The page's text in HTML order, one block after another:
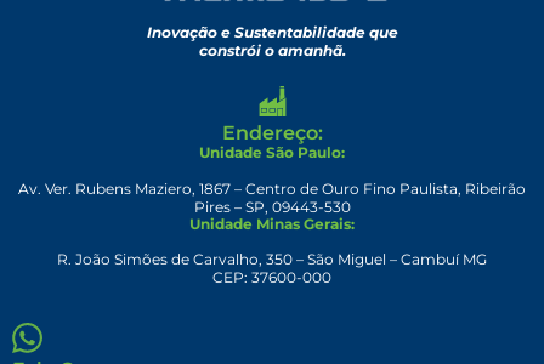
Inovação e Sustentabilidade que
constrói o amanhã.
Endereço:
Unidade São Paulo:
Av. Ver. Rubens Maziero, 1867 – Centro de Ouro Fino Paulista, Ribeirão
Pires – SP, 09443-530
Unidade Minas Gerais:
R. João Simões de Carvalho, 350 – São Miguel – Cambuí MG
CEP: 37600-000